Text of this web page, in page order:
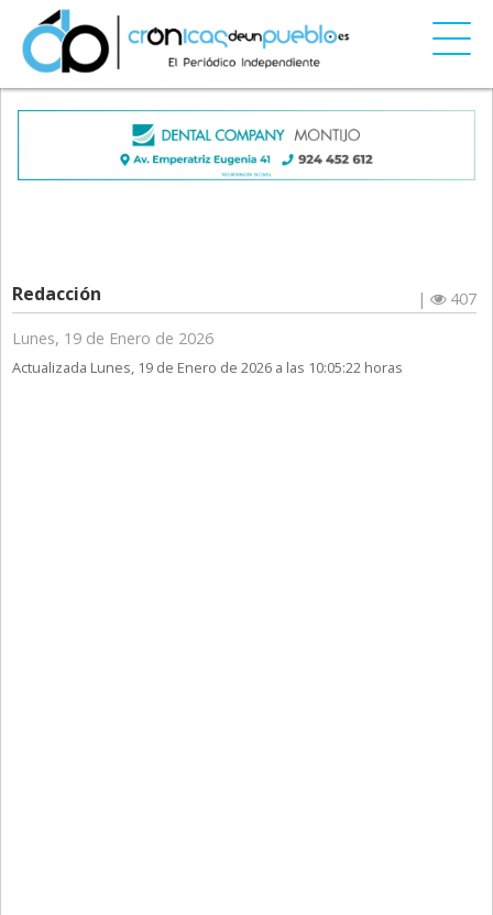
Redacción |
407
Lunes, 19 de Enero de 2026
Actualizada Lunes, 19 de Enero de 2026 a las 10:05:22 horas